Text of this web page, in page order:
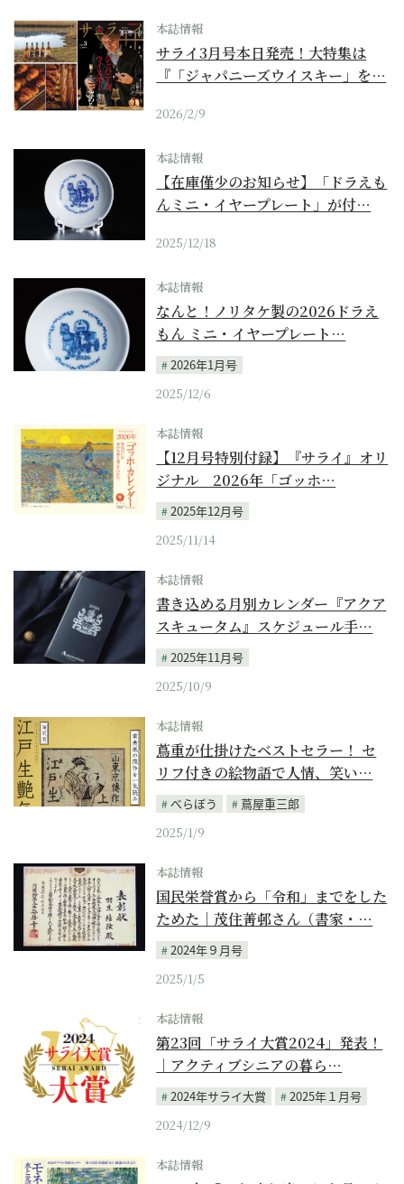
本誌情報
サライ3月号本日発売！大特集は
『「ジャパニーズウイスキー」を…
2026/2/9
本誌情報
【在庫僅少のお知らせ】「ドラえも
んミニ・イヤープレート」が付…
2025/12/18
本誌情報
なんと！ノリタケ製の2026ドラえ
もん ミニ・イヤープレート…
2026年1月号
2025/12/6
本誌情報
【12月号特別付録】『サライ』オリ
ジナル 2026年「ゴッホ…
2025年12月号
2025/11/14
本誌情報
書き込める月別カレンダー『アクア
スキュータム』スケジュール手…
2025年11月号
2025/10/9
本誌情報
蔦重が仕掛けたベストセラー！ セ
リフ付きの絵物語で人情、笑い…
べらぼう
蔦屋重三郎
2025/1/9
本誌情報
国民栄誉賞から「令和」までをした
ためた｜茂住菁邨さん（書家・…
2024年９月号
2025/1/5
本誌情報
第23回「サライ大賞2024」発表！
｜アクティブシニアの暮ら…
2024年サライ大賞
2025年１月号
2024/12/9
本誌情報